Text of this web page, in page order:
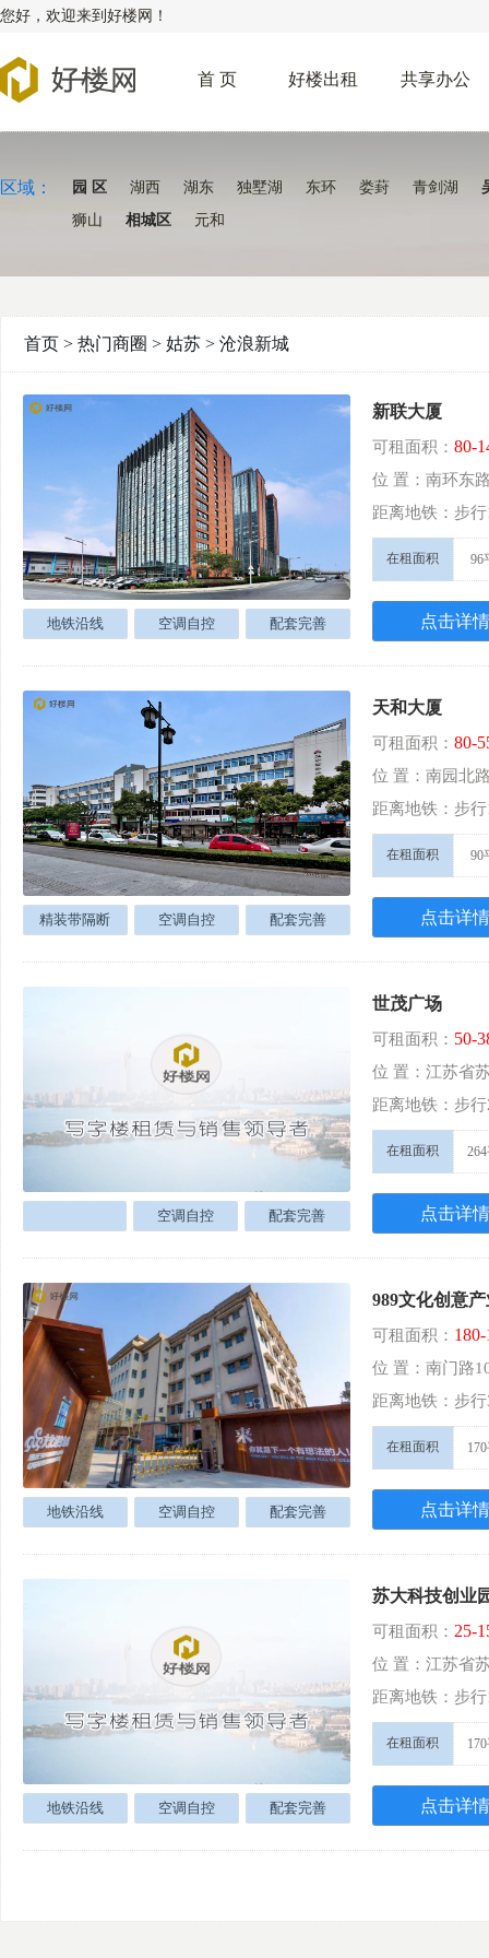
您好，欢迎来到好楼网！
首 页 好楼出租 共享办公
区域： 园 区 湖西 湖东 独墅湖 东环 娄葑 青剑湖
狮山
相城区 元和
首页 > 热门商圈 > 姑苏 > 沧浪新城
地铁沿线 空调自控 配套完善
新联大厦
可租面积： 80-
位 置：南环东
距离地铁：步
在租面积 96
点击详情
精装带隔断 空调自控 配套完善
天和大厦
可租面积： 80-
位 置：南园北
距离地铁：步
在租面积 90
点击详情
空调自控 配套完善
世茂广场
可租面积： 50-
位 置：江苏省
距离地铁：步
在租面积
点击详情
地铁沿线 空调自控 配套完善
989文化创意
可租面积：
位 置：南门路
距离地铁：步
在租面积
点击详情
地铁沿线 空调自控 配套完善
苏大科技创业
可租面积： 25-
位 置：江苏省
距离地铁：步
在租面积
点击详情